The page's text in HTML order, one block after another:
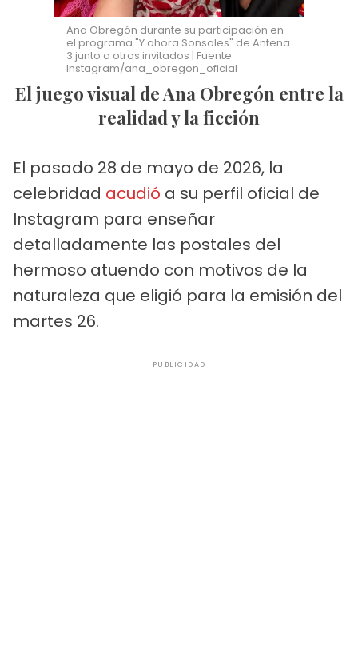
Ana Obregón durante su participación en
el programa "Y ahora Sonsoles" de Antena
3 junto a otros invitados | Fuente:
Instagram/ana_obregon_oficial
El juego visual de Ana Obregón entre la
realidad y la ficción
El pasado 28 de mayo de 2026, la
celebridad acudió a su perfil oficial de
Instagram para enseñar
detalladamente las postales del
hermoso atuendo con motivos de la
naturaleza que eligió para la emisión del
martes 26.
PUBLICIDAD